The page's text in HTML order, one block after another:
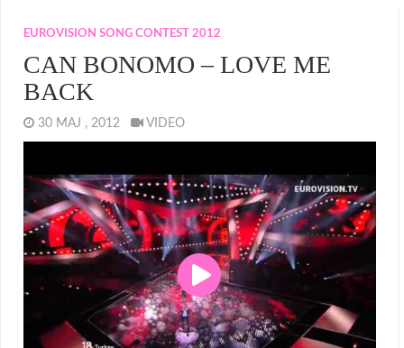
EUROVISION SONG CONTEST 2012
CAN BONOMO – LOVE ME
BACK
30 MAJ , 2012 VIDEO